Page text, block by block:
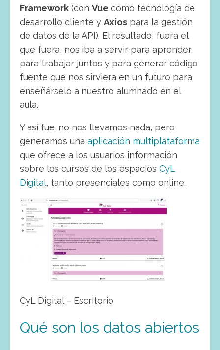
Framework (con Vue como tecnología de
desarrollo cliente y Axios para la gestión
de datos de la API). El resultado, fuera el
que fuera, nos iba a servir para aprender,
para trabajar juntos y para generar código
fuente que nos sirviera en un futuro para
enseñárselo a nuestro alumnado en el
aula.
Y así fue: no nos llevamos nada, pero
generamos una aplicación multiplataforma
que ofrece a los usuarios información
sobre los cursos de los espacios CyL
Digital, tanto presenciales como online.
CyL Digital – Escritorio
Qué son los datos abiertos